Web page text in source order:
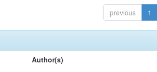
previous 1
Author(s)